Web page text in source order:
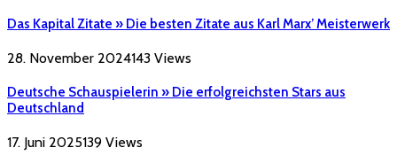
Das Kapital Zitate » Die besten Zitate aus Karl Marx’ Meisterwerk
28. November 2024143 Views
Deutsche Schauspielerin » Die erfolgreichsten Stars aus
Deutschland
17. Juni 2025139 Views